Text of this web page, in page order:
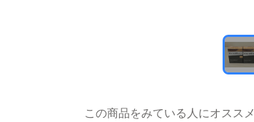
この商品をみている人にオススメ